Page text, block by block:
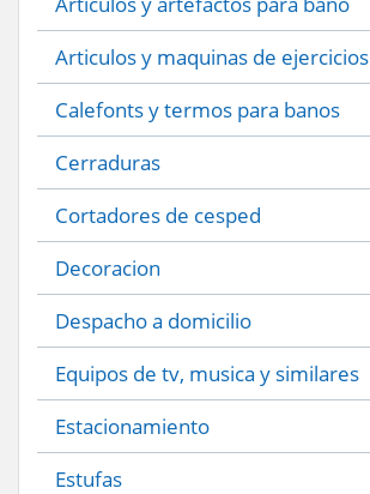
Articulos y maquinas de ejercicios
Calefonts y termos para banos
Cerraduras
Cortadores de cesped
Decoracion
Despacho a domicilio
Equipos de tv, musica y similares
Estacionamiento
Estufas